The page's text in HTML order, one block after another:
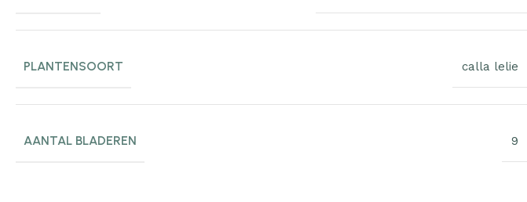
PLANTENSOORT calla lelie
AANTAL BLADEREN 9